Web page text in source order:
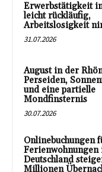
Erwerbstätigkeit
leicht rückläufig,
Arbeitslosigkeit
31.07.2026
August in der
Perseiden,
und eine partielle
Mondfinsternis
30.07.2026
Onlinebuchungen
Ferienwohnungen
Deutschland
Millionen